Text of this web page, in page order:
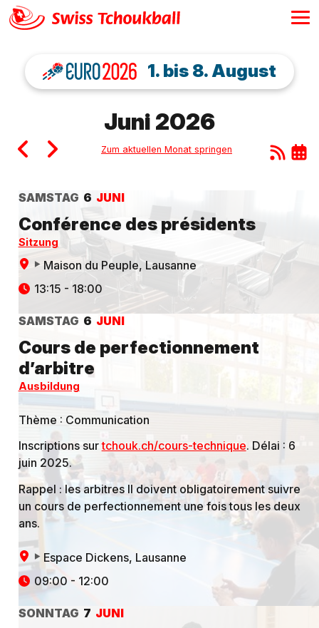
1. bis 8. August
Juni 2026
Zum aktuellen Monat springen
SAMSTAG 6 JUNI
Conférence des présidents
Sitzung
Maison du Peuple, Lausanne
13:15 - 18:00
SAMSTAG 6 JUNI
Cours de perfectionnement
d’arbitre
Ausbildung
Thème : Communication
Inscriptions surtchouk.ch/cours-technique. Délai : 6
juin 2025.
Rappel : les arbitres II doivent obligatoirement suivre
un cours de perfectionnement une fois tous les deux
ans.
Espace Dickens, Lausanne
09:00 - 12:00
SONNTAG 7 JUNI